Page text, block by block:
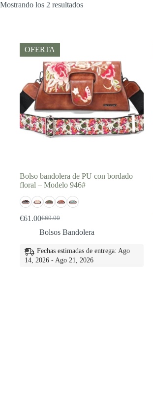
Mostrando los 2 resultados
OFERTA
Bolso bandolera de PU con bordado
floral – Modelo 946#
€69.00
El
precio
era:
€69.00.
€61.00El
precio
es:
€61.00.
Bolsos Bandolera
Fechas estimadas de entrega: Ago
14, 2026 - Ago 21, 2026